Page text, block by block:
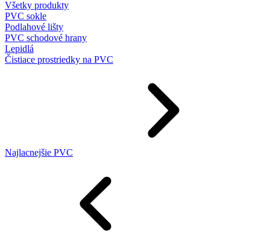
Všetky produkty
PVC sokle
Podlahové lišty
PVC schodové hrany
Lepidlá
Čistiace prostriedky na PVC
Najlacnejšie PVC